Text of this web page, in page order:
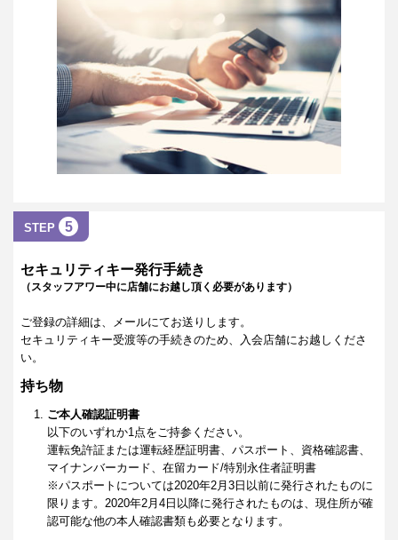
STEP 5
セキュリティキー発行手続き
（スタッフアワー中に店舗にお越し頂く必要があります）
ご登録の詳細は、メールにてお送りします。
セキュリティキー受渡等の手続きのため、入会店舗にお越しくださ
い。
持ち物
ご本人確認証明書
以下のいずれか1点をご持参ください。
運転免許証または運転経歴証明書、パスポート、資格確認書、
マイナンバーカード、在留カード/特別永住者証明書
※パスポートについては2020年2月3日以前に発行されたものに
限ります。2020年2月4日以降に発行されたものは、現住所が確
認可能な他の本人確認書類も必要となります。